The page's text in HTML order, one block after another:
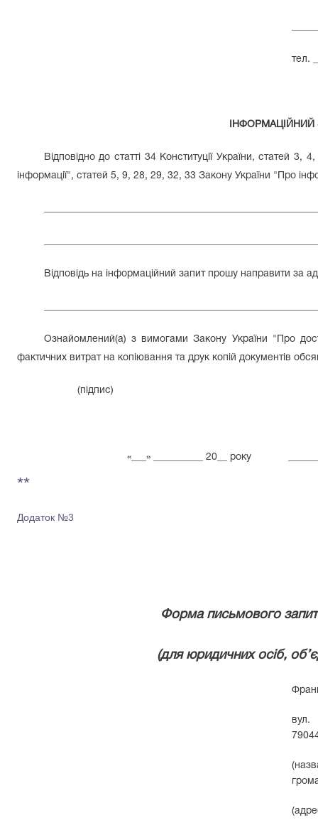
тел.
ІНФОРМАЦІЙНИЙ
Відповідно до статті 34 Конституції України, статей
інформації", статей 5, 9, 28, 29, 32, 33 Закону України "Про
Відповідь на інформаційний запит прошу направити за
Ознайомлений(а) з вимогами Закону України "Про
фактичних витрат на копіювання та друк копій документів
(підпис)
«___» __________ 20__ року
**
Додаток №3
Форма письмового
(для юридичних осіб,